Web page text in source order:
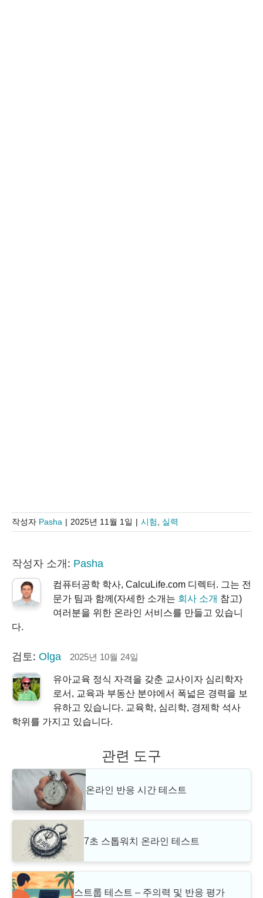
작성자 Pasha | 2025년 11월 1일 | 시험 실력
작성자 소개: Pasha
컴퓨터공학 학사, CalcuLife.com 디렉터. 그는 전
문가 팀과 함께(자세한 소개는 회사 소개 참고)
여러분을 위한 온라인 서비스를 만들고 있습니
다.
검토: Olga 2025년 10월 24일
유아교육 정식 자격을 갖춘 교사이자 심리학자
로서, 교육과 부동산 분야에서 폭넓은 경력을 보
유하고 있습니다. 교육학, 심리학, 경제학 석사
학위를 가지고 있습니다.
관련 도구
온라인 반응 시간 테스트
7초 스톱워치 온라인 테스트
스트룹 테스트 – 주의력 및 반응 평가